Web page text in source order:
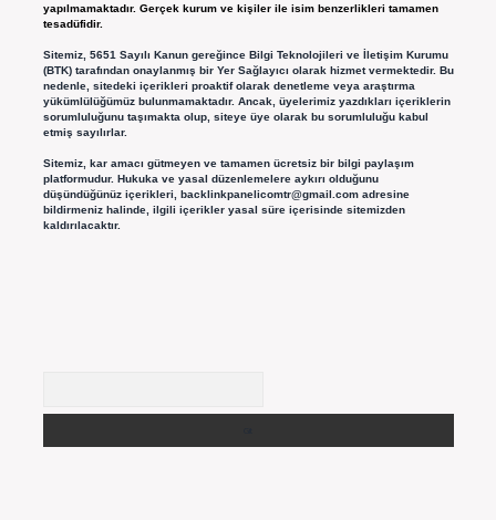
yapılmamaktadır. Gerçek kurum ve kişiler ile isim benzerlikleri tamamen
tesadüfidir.
Sitemiz, 5651 Sayılı Kanun gereğince Bilgi Teknolojileri ve İletişim Kurumu
(BTK) tarafından onaylanmış bir Yer Sağlayıcı olarak hizmet vermektedir. Bu
nedenle, sitedeki içerikleri proaktif olarak denetleme veya araştırma
yükümlülüğümüz bulunmamaktadır. Ancak, üyelerimiz yazdıkları içeriklerin
sorumluluğunu taşımakta olup, siteye üye olarak bu sorumluluğu kabul
etmiş sayılırlar.
Sitemiz, kar amacı gütmeyen ve tamamen ücretsiz bir bilgi paylaşım
platformudur. Hukuka ve yasal düzenlemelere aykırı olduğunu
düşündüğünüz içerikleri, backlinkpanelicomtr@gmail.comadresine
bildirmeniz halinde, ilgili içerikler yasal süre içerisinde sitemizden
kaldırılacaktır.